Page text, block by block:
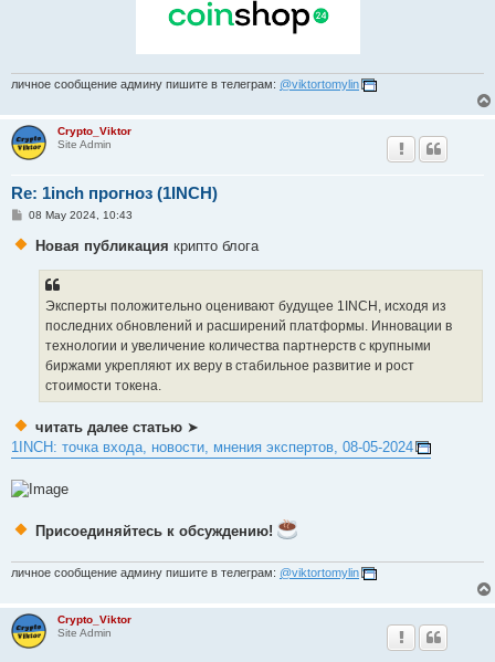
личное сообщение админу пишите в телеграм: @viktortomylin
Crypto_Viktor
Site Admin
Re: 1inch прогноз (1INCH)
P
s
08 May 2024, 10:43
Новая публикация крипто блога
Эксперты положительно оценивают будущее 1INCH, исходя из
последних обновлений и расширений платформы. Инновации в
технологии и увеличение количества партнерств с крупными
биржами укрепляют их веру в стабильное развитие и рост
стоимости токена.
читать далее статью ➤
1INCH: точка входа, новости, мнения экспертов, 08-05-2024
Присоединяйтесь к обсуждению!
личное сообщение админу пишите в телеграм: @viktortomylin
Crypto_Viktor
Site Admin